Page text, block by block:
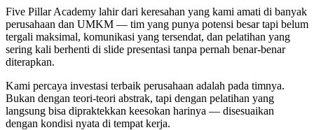
Five Pillar Academy lahir dari keresahan yang kami amati di banyak
perusahaan dan UMKM — tim yang punya potensi besar tapi belum
tergali maksimal, komunikasi yang tersendat, dan pelatihan yang
sering kali berhenti di slide presentasi tanpa pernah benar-benar
diterapkan.
Kami percaya investasi terbaik perusahaan adalah pada timnya.
Bukan dengan teori-teori abstrak, tapi dengan pelatihan yang
langsung bisa dipraktekkan keesokan harinya — disesuaikan
dengan kondisi nyata di tempat kerja.